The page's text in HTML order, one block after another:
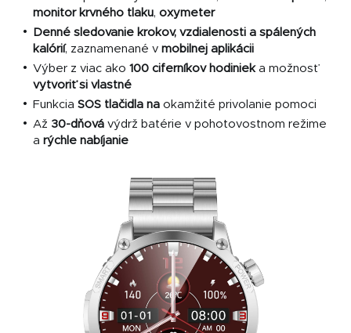
monitor krvného tlaku, oxymeter
Denné sledovanie krokov, vzdialenosti a spálených
kalórií, zaznamenané v mobilnej aplikácii
Výber z viac ako 100 ciferníkov hodinieka možnosť
vytvoriť si vlastné
Funkcia SOS tlačidla na okamžité privolanie pomoci
Až 30-dňová výdrž batérie v pohotovostnom režime
a rýchle nabíjanie